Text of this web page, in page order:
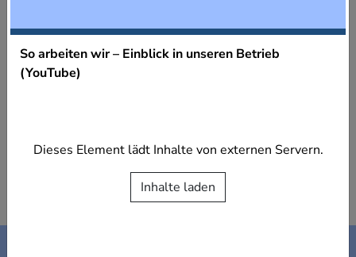
So arbeiten wir – Einblick in unseren Betrieb
(YouTube)
Dieses Element lädt Inhalte von externen Servern.
Inhalte laden